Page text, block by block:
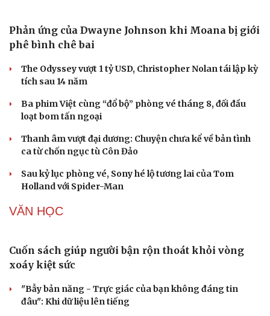
tính nhập lậu
Hưng Yên tổ chức Lễ hội và xúc tiến thương mại nhãn
Bài toán hút vốn, không chỉ là chuyển đổi xanh
SÂN KHẤU - ĐIỆN ẢNH
Phản ứng của Dwayne Johnson khi Moana bị giới
phê bình chê bai